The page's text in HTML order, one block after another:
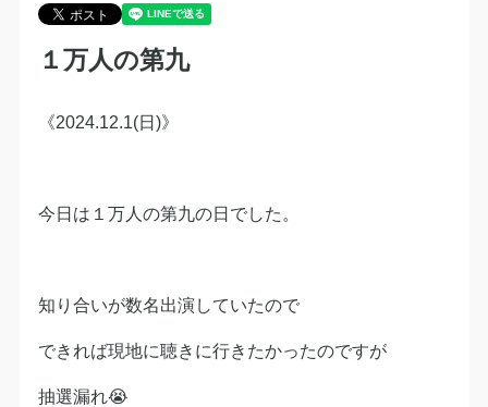
１万人の第九
《2024.12.1(日)》
今日は１万人の第九の日でした。
知り合いが数名出演していたので
できれば現地に聴きに行きたかったのですが
抽選漏れ😭